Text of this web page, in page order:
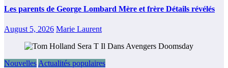
Les parents de George Lombard Mère et frère Détails révélés
August 5, 2026 Marie Laurent
Nouvelles Actualités populaires